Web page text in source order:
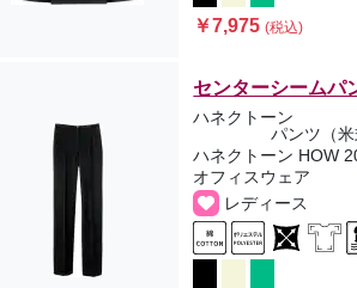
￥7,975(税込)
センターシームパ
ハネクトーン
パンツ（
ハネクトーン HOW
オフィスウェア
レディース